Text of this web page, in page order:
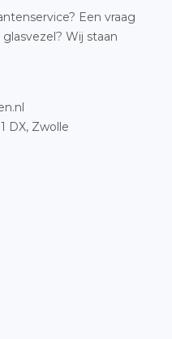
Een vraag
Wij staan
DX, Zwolle